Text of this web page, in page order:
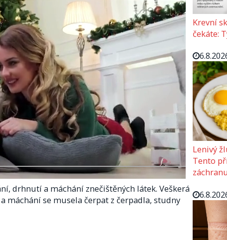
drhnutí a máchání znečištěných látek. Veškerá
máchání se musela čerpat z čerpadla, studny
Krevní
čekáte:
Lenivý
Tento